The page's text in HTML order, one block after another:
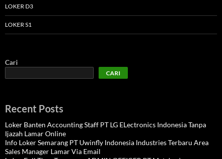
LOKER D3
LOKER S1
Cari
CARI
Recent Posts
Loker Banten Accounting Staff PT LG ELectronics Indonesia Tanpa
Ijazah Lamar Online
Info Loker Semarang PT Uwinfly Indonesia Industries Terbaru Area
Sales Manager Lamar Via Email